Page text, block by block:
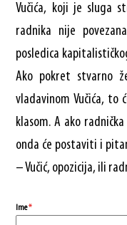
Vučića, koji je sluga
radnika nije
posledica
Ako pokret stvarno
vladavinom Vučića, to
klasom. A ako
onda će postaviti i
– Vučić, opozicija, ili
Ime*